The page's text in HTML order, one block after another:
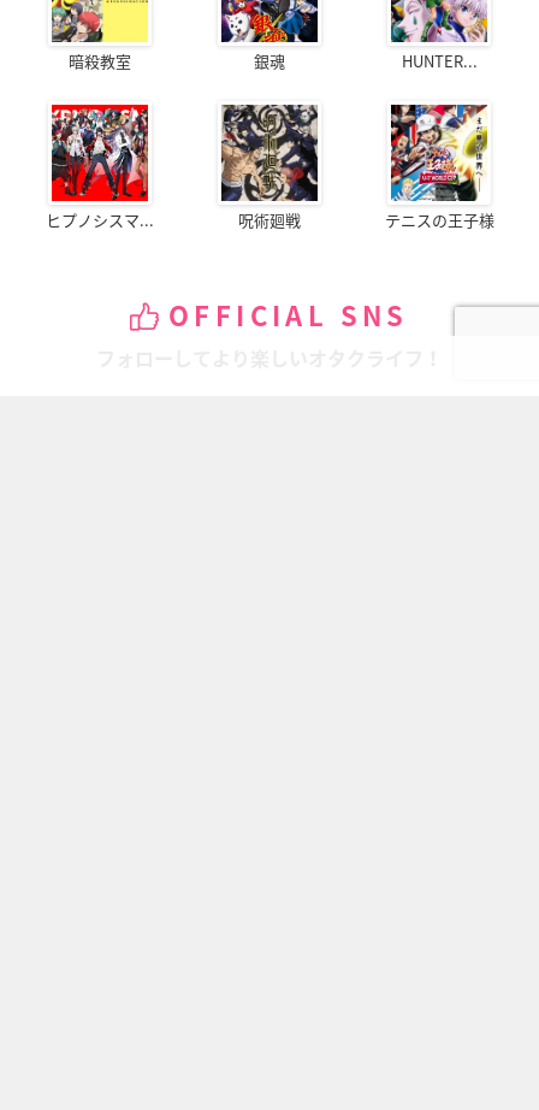
暗殺教室 銀魂 HUNTER...
ヒプノシスマ... 呪術廻戦 テニスの王子様
OFFICIAL SNS